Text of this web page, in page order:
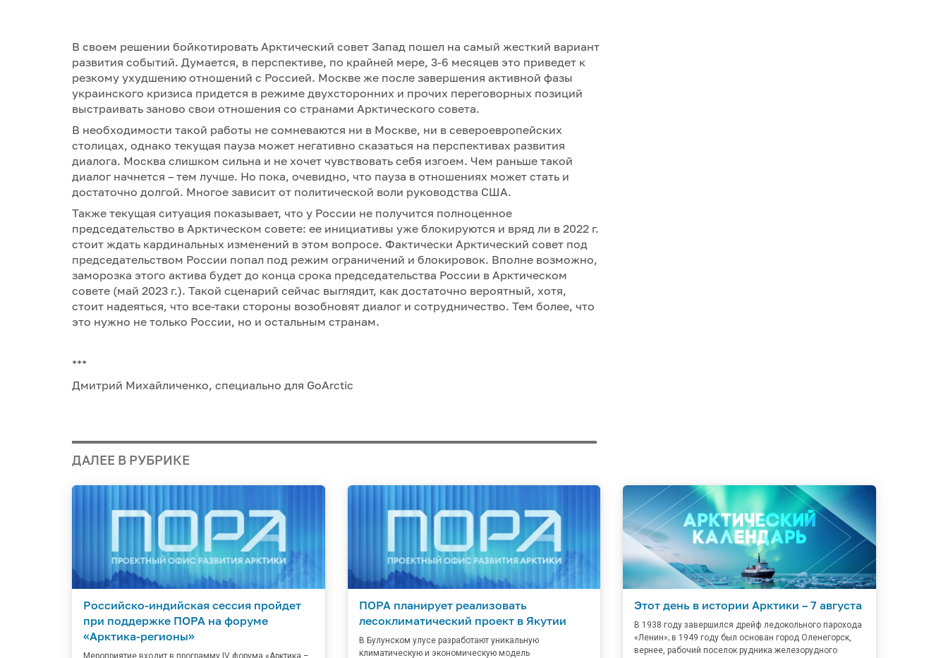
В своем решении бойкотировать Арктический совет Запад пошел на самый жесткий вариант
развития событий. Думается, в перспективе, по крайней мере, 3-6 месяцев это приведет к
резкому ухудшению отношений с Россией. Москве же после завершения активной фазы
украинского кризиса придется в режиме двухсторонних и прочих переговорных позиций
выстраивать заново свои отношения со странами Арктического совета.
В необходимости такой работы не сомневаются ни в Москве, ни в североевропейских
столицах, однако текущая пауза может негативно сказаться на перспективах развития
диалога. Москва слишком сильна и не хочет чувствовать себя изгоем. Чем раньше такой
диалог начнется – тем лучше. Но пока, очевидно, что пауза в отношениях может стать и
достаточно долгой. Многое зависит от политической воли руководства США.
Также текущая ситуация показывает, что у России не получится полноценное
председательство в Арктическом совете: ее инициативы уже блокируются и вряд ли в 2022 г.
стоит ждать кардинальных изменений в этом вопросе. Фактически Арктический совет под
председательством России попал под режим ограничений и блокировок. Вполне возможно,
заморозка этого актива будет до конца срока председательства России в Арктическом
совете (май 2023 г.). Такой сценарий сейчас выглядит, как достаточно вероятный, хотя,
стоит надеяться, что все-таки стороны возобновят диалог и сотрудничество. Тем более, что
это нужно не только России, но и остальным странам.
***
Дмитрий Михайличенко, специально для GoArctic
ДАЛЕЕ В РУБРИКЕ
Российско-индийская сессия пройдет
при поддержке ПОРА на форуме
«Арктика-регионы»
Мероприятие входит в программу IV форума «Арктика –
ПОРА планирует реализовать
лесоклиматический проект в Якутии
В Булунском улусе разработают уникальную
климатическую и экономическую модель
Этот день в истории Арктики – 7 августа
В 1938 году завершился дрейф ледокольного парохода
«Ленин»; в 1949 году был основан город Оленегорск,
вернее, рабочий поселок рудника железорудного